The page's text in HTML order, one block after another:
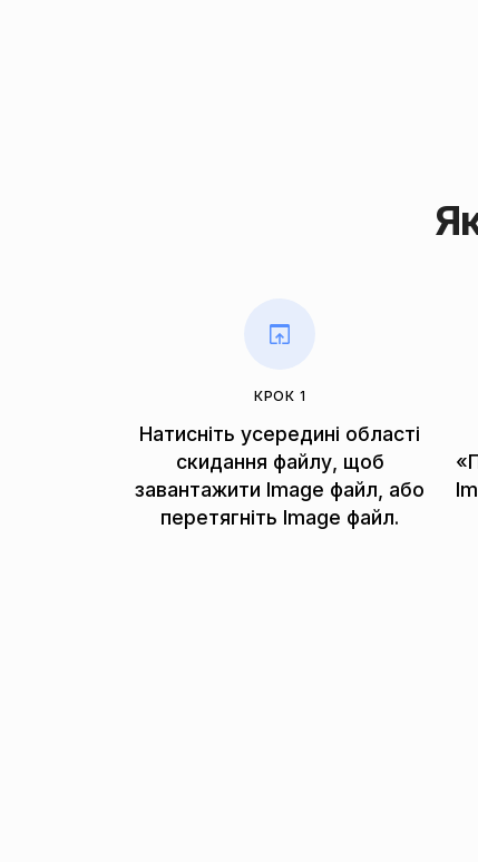
КРОК 1
Натисніть усередині області
скидання файлу, щоб
завантажити Image файл, або
перетягніть Image файл.